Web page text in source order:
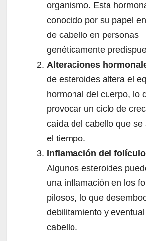
organismo. Esta
conocido por su papel
de cabello en personas
genéticamente
Alteraciones
de esteroides altera el
hormonal del cuerpo, lo
provocar un ciclo de
caída del cabello que se
el tiempo.
Inflamación del
Algunos esteroides
una inflamación en los
pilosos, lo que
debilitamiento y eventual
cabello.